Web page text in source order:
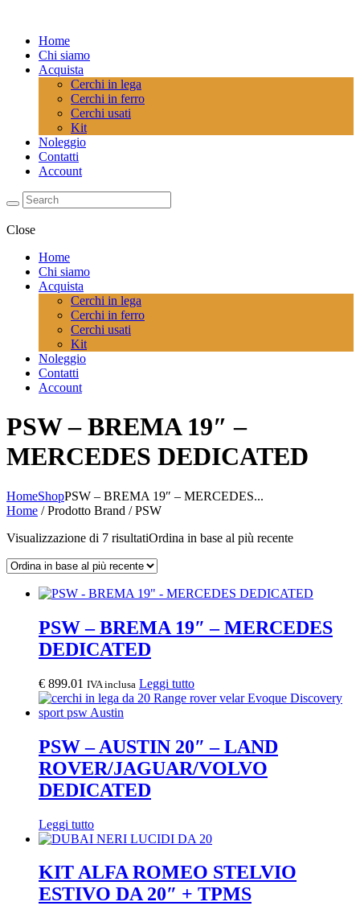
Home
Chi siamo
Acquista
Cerchi in lega
Cerchi in ferro
Cerchi usati
Kit
Noleggio
Contatti
Account
Close
Home
Chi siamo
Acquista
Cerchi in lega
Cerchi in ferro
Cerchi usati
Kit
Noleggio
Contatti
Account
PSW – BREMA 19″ –
MERCEDES DEDICATED
HomeShopPSW – BREMA 19″ – MERCEDES...
Home / Prodotto Brand / PSW
Visualizzazione di 7 risultatiOrdina in base al più recente
PSW – BREMA 19″ – MERCEDES
DEDICATED
€ 899.01 IVA inclusa Leggi tutto
PSW – AUSTIN 20″ – LAND
ROVER/JAGUAR/VOLVO
DEDICATED
Leggi tutto
KIT ALFA ROMEO STELVIO
ESTIVO DA 20″ + TPMS